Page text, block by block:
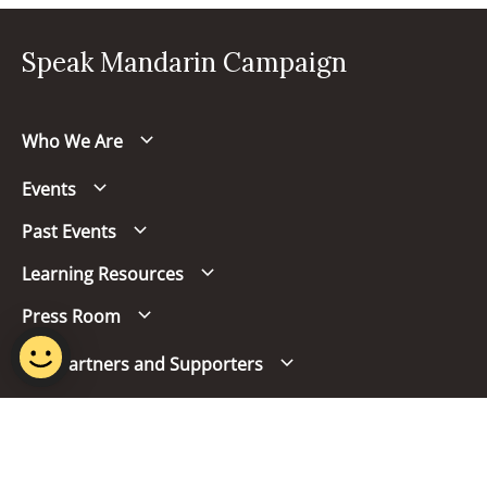
Speak Mandarin Campaign
Who We Are
Events
Past Events
Learning Resources
Press Room
Our Partners and Supporters